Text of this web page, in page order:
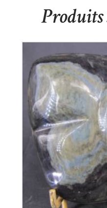
Papillon en